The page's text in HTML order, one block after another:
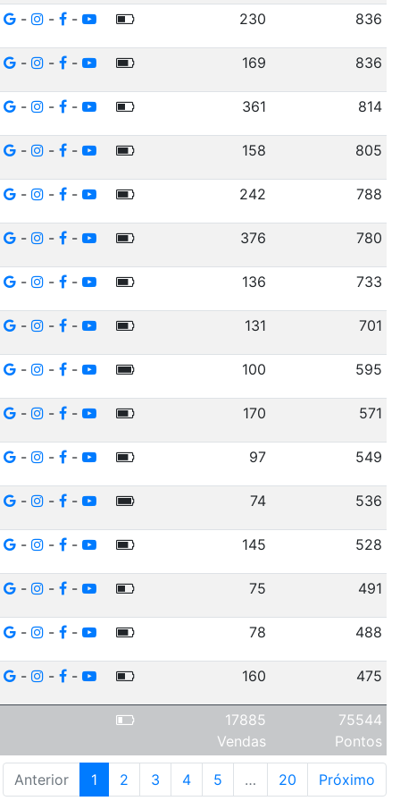
- - - 230 836
- - - 169 836
- - - 361 814
- - - 158 805
- - - 242 788
- - - 376 780
- - - 136 733
- - - 131 701
- - - 100 595
- - - 170 571
- - - 97 549
- - - 74 536
- - - 145 528
- - - 75 491
- - - 78 488
- - - 160 475
17885
Vendas
75544
Pontos
Anterior 1 2 3 4 5 … 20 Próximo